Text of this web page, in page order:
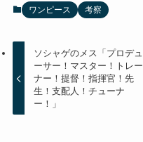
ワンピース 考察
ソシャゲのメス「プロデュ
ーサー！マスター！トレー
ナー！提督！指揮官！先
生！支配人！チューナ
ー！」